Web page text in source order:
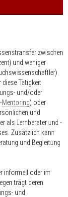
zwischen
und weniger
diese Tätigkeit
und/oder
Mentoring) oder
und
als Lernberater und -
Zusätzlich kann
und Begleitung
informell oder im
trägt deren
und